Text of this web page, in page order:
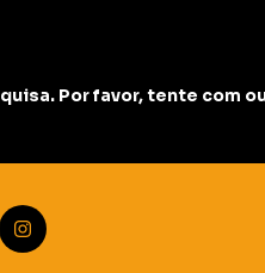
Por favor, tente com